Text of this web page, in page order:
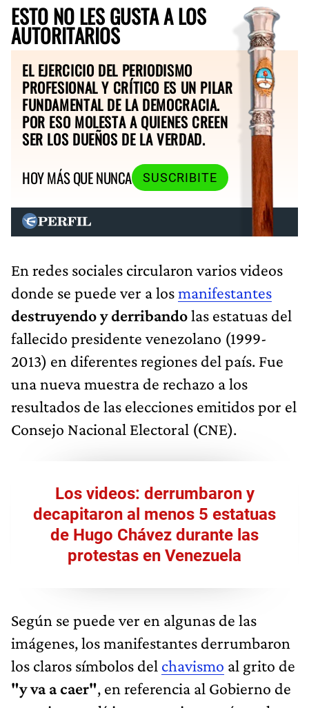
ESTO NO LES GUSTA A LOS
AUTORITARIOS
EL EJERCICIO DEL PERIODISMO
PROFESIONAL Y CRÍTICO ES UN PILAR
FUNDAMENTAL DE LA DEMOCRACIA.
POR ESO MOLESTA A QUIENES CREEN
SER LOS DUEÑOS DE LA VERDAD.
HOY MÁS QUE NUNCA
SUSCRIBITE
En redes sociales circularon varios videos
donde se puede ver a losmanifestantes
destruyendo y derribandolas estatuas del
fallecido presidente venezolano (1999-
2013) en diferentes regiones del país. Fue
una nueva muestra de rechazo a los
resultados de las elecciones emitidos por el
Consejo Nacional Electoral (CNE).
Los videos: derrumbaron y
decapitaron al menos 5 estatuas
de Hugo Chávez durante las
protestas en Venezuela
Según se puede ver en algunas de las
imágenes, los manifestantes derrumbaron
los claros símbolos del chavismo al grito de
"y va a caer", en referencia al Gobierno de